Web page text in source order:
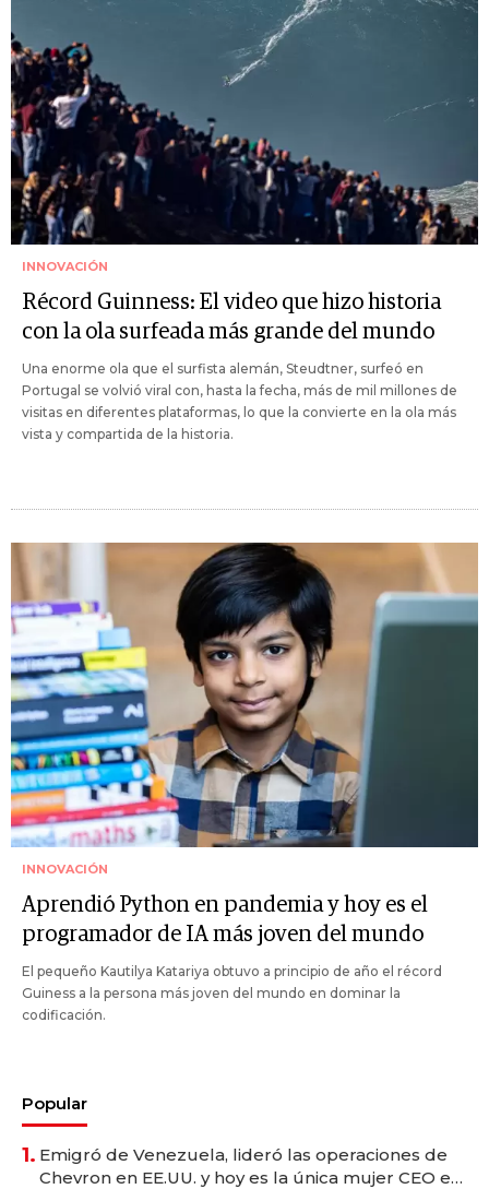
INNOVACIÓN
Récord Guinness: El video que hizo historia
con la ola surfeada más grande del mundo
Una enorme ola que el surfista alemán, Steudtner, surfeó en
Portugal se volvió viral con, hasta la fecha, más de mil millones de
visitas en diferentes plataformas, lo que la convierte en la ola más
vista y compartida de la historia.
INNOVACIÓN
Aprendió Python en pandemia y hoy es el
programador de IA más joven del mundo
El pequeño Kautilya Katariya obtuvo a principio de año el récord
Guiness a la persona más joven del mundo en dominar la
codificación.
Popular
1. Emigró de Venezuela, lideró las operaciones de
Chevron en EE.UU. y hoy es la única mujer CEO en